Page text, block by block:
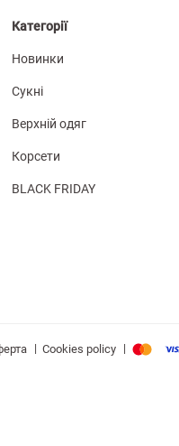
Категорії
Новинки
Сукні
Верхній одяг
Корсети
BLACK FRIDAY
| Cookies policy |